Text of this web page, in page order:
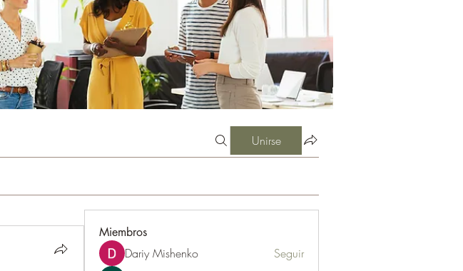
Unirse
Miembros
Dariy Mishenko
Seguir